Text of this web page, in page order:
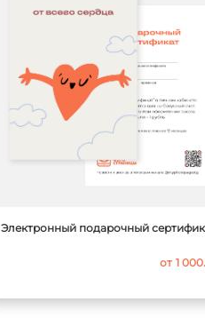
Электронный подарочный
от 1